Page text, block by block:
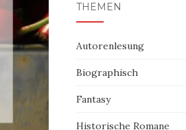
THEMEN
Autorenlesung
Biographisch
Fantasy
Historische Romane